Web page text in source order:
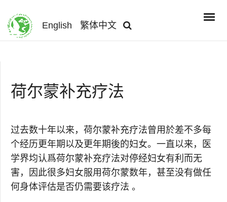
English 繁体中文
荷尔蒙补充疗法
过去数十年以来，荷尔蒙补充疗法曾用於差不多每
个经历更年期以及更年期後的妇女。一直以来，医
学界均认爲荷尔蒙补充疗法对停经妇女有利而无
害，因此很多妇女服用荷尔蒙数年，甚至没有做任
何身体评估是否仍需要该疗法 。